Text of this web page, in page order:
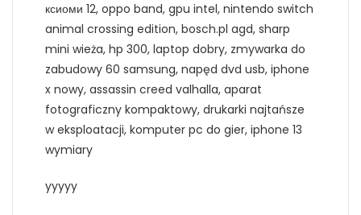
ксиоми 12, oppo band, gpu intel, nintendo switch
animal crossing edition, bosch.pl agd, sharp
mini wieża, hp 300, laptop dobry, zmywarka do
zabudowy 60 samsung, napęd dvd usb, iphone
x nowy, assassin creed valhalla, aparat
fotograficzny kompaktowy, drukarki najtańsze
w eksploatacji, komputer pc do gier, iphone 13
wymiary
yyyyy